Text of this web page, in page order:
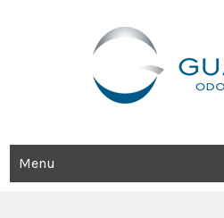
Menu